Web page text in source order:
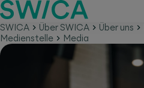
SWICA Über SWICA Über uns
Medienstelle
Media